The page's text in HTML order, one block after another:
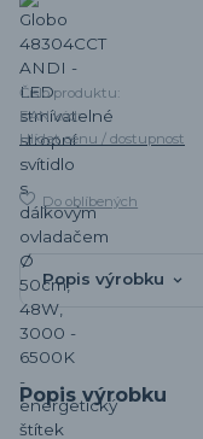
Číslo produktu:
EAN kód:
Hlídat cenu / dostupnost
Do oblíbených
Popis výrobku
Popis výrobku